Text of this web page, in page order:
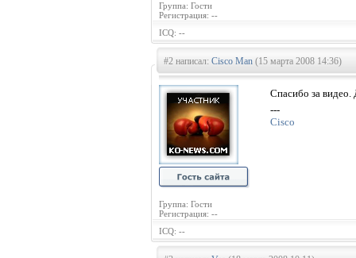
Группа: Гости
Регистрация: --
ICQ: --
#2 написал: Cisco Man (15 марта 2008 14:36)
Группа: Гости
Регистрация: --
Спасибо за видео.
---
Cisco
ICQ: --